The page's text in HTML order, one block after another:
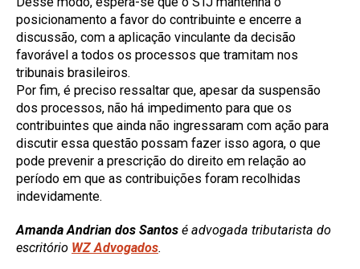
posicionamento a favor do contribuinte e encerre a
discussão, com a aplicação vinculante da decisão
favorável a todos os processos que tramitam nos
tribunais brasileiros.
Por fim, é preciso ressaltar que, apesar da suspensão
dos processos, não há impedimento para que os
contribuintes que ainda não ingressaram com ação para
discutir essa questão possam fazer isso agora, o que
pode prevenir a prescrição do direito em relação ao
período em que as contribuições foram recolhidas
indevidamente.
Amanda Andrian dos Santos é advogada tributarista do
escritório WZ Advogados.